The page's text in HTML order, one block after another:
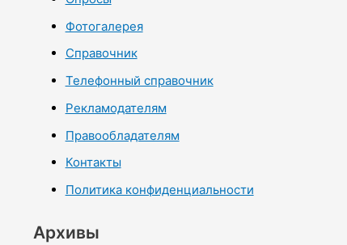
Фотогалерея
Справочник
Телефонный справочник
Рекламодателям
Правообладателям
Контакты
Политика конфиденциальности
Архивы